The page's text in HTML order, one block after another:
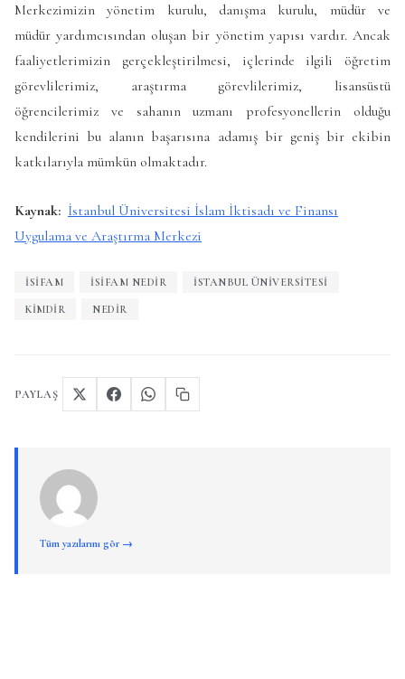
Merkezimizin yönetim kurulu, danışma kurulu, müdür ve
müdür yardımcısından oluşan bir yönetim yapısı vardır. Ancak
faaliyetlerimizin gerçekleştirilmesi, içlerinde ilgili öğretim
görevlilerimiz, araştırma görevlilerimiz, lisansüstü
öğrencilerimiz ve sahanın uzmanı profesyonellerin olduğu
kendilerini bu alanın başarısına adamış bir geniş bir ekibin
katkılarıyla mümkün olmaktadır.
Kaynak: İstanbul Üniversitesi İslam İktisadı ve Finansı
Uygulama ve Araştırma Merkezi
İSİFAM İSİFAM NEDIR İSTANBUL ÜNIVERSITESI
KIMDIR NEDIR
PAYLAŞ
Tüm yazılarını gör →